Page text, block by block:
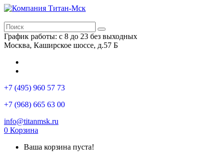
График работы: с 8 до 23 без выходных
Москва, Каширское шоссе, д.57 Б
+7 (495) 960 57 73
+7 (968) 665 63 00
info@titanmsk.ru
0 Корзина
Ваша корзина пуста!